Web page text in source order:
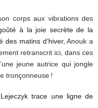
corps aux vibrations des
à la joie secrète de la
des matins d’hiver,Anouk a
retranscrit ici, dans ces
jeune autrice qui jongle
tronçonneuse !
trace une ligne de